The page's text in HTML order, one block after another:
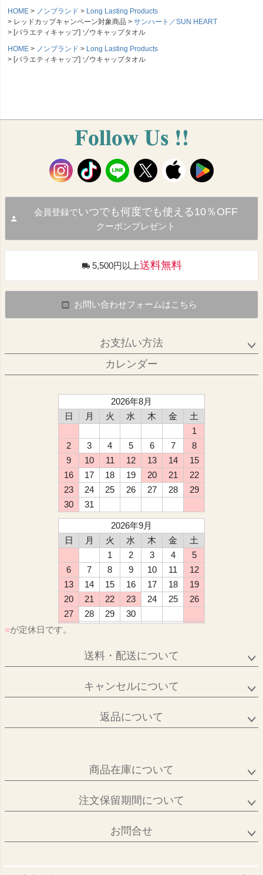
HOME
ノンブランド
Long Lasting Products
レッドカップキャンペーン対象商品
サンハート／SUN HEART
[バラエティキャップ] ゾウキャップタオル
HOME
ノンブランド
Long Lasting Products
[バラエティキャップ] ゾウキャップタオル
会員登録でいつでも何度でも使える10％OFF
クーポンプレゼント
5,500円以上送料無料
お問い合わせフォームはこちら
お支払い方法
カレンダー
2026年8月
日
月 火 水 木 金
土
1
2
3 4 5 6 7
8
9
10 11 12 13 14
15
16
17 18 19 20 21
22
23
24 25 26 27 28
29
30
31
2026年9月
日
月 火 水 木 金
土
1
2 3 4
5
6
7 8 9 10 11
12
13
14 15 16 17 18
19
20
21 22 23 24 25
26
27
28 29
30
■が定休日です。
送料・配送について
キャンセルについて
返品について
商品在庫について
注文保留期間について
お問合せ